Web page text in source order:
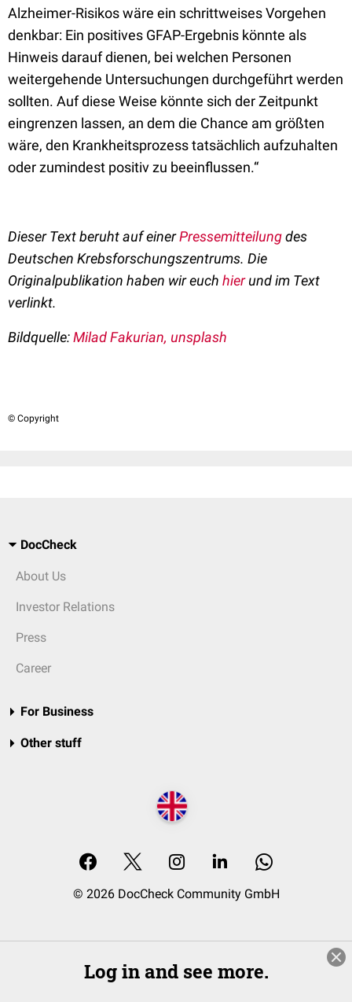
Alzheimer-Risikos wäre ein schrittweises Vorgehen
denkbar: Ein positives GFAP-Ergebnis könnte als
Hinweis darauf dienen, bei welchen Personen
weitergehende Untersuchungen durchgeführt werden
sollten. Auf diese Weise könnte sich der Zeitpunkt
eingrenzen lassen, an dem die Chance am größten
wäre, den Krankheitsprozess tatsächlich aufzuhalten
oder zumindest positiv zu beeinflussen.“
Dieser Text beruht auf einerPressemitteilungdes
Deutschen Krebsforschungszentrums. Die
Originalpublikation haben wir euch hierund im Text
verlinkt.
Bildquelle:Milad Fakurian, unsplash
© Copyright
DocCheck
About Us
Investor Relations
Press
Career
For Business
Other stuff
© 2026 DocCheck Community GmbH
Log in and see more.